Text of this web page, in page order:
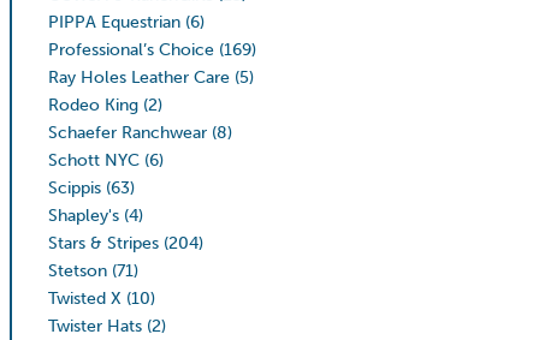
PIPPA Equestrian (6)
Professional’s Choice (169)
Ray Holes Leather Care (5)
Rodeo King (2)
Schaefer Ranchwear (8)
Schott NYC (6)
Scippis (63)
Shapley's (4)
Stars & Stripes (204)
Stetson (71)
Twisted X (10)
Twister Hats (2)